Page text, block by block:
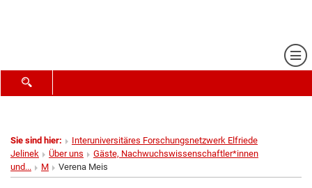
SUCHFORMULAR ÖFFNEN
Sie sind hier:
Interuniversitäres Forschungsnetzwerk Elfriede
Jelinek
Über uns
Gäste, Nachwuchswissenschaftler*innen
und...
M Verena Meis